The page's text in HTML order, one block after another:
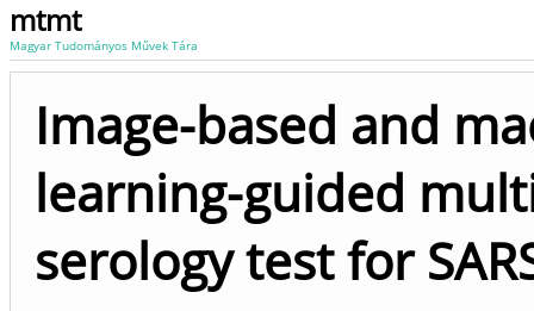
mtmt
Magyar Tudományos Művek Tára
Image-based and
learning-guided
serology test for